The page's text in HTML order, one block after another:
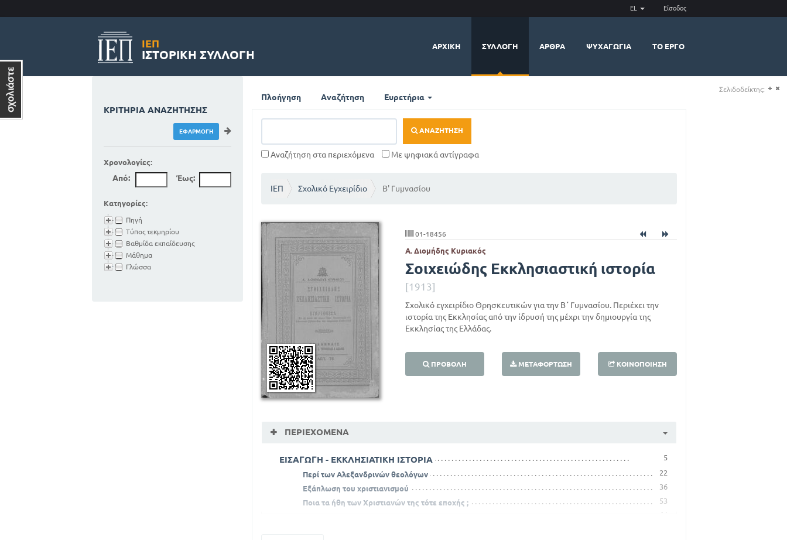
EL Είσοδος
ΙΕΠ
ΙΣΤΟΡΙΚΉ ΣΥΛΛΟΓΉ
ΑΡΧΙΚΉ ΣΥΛΛΟΓΉ ΆΡΘΡΑ ΨΥΧΑΓΩΓΊΑ ΤΟ ΈΡΓΟ
Πλοήγηση Αναζήτηση Ευρετήρια
ΑΝΑΖΉΤΗΣΗ
Αναζήτηση στα περιεχόμενα Με ψηφιακά αντίγραφα
ΙΕΠ Σχολικό Εγχειρίδιο Β' Γυμνασίου
01-18456
Α. Διομήδης Κυριακός
Σοιχειώδης Εκκλησιαστική ιστορία
[1913]
Σχολικό εγχειρίδιο Θρησκευτικών για την Β΄ Γυμνασίου. Περιέχει την
ιστορία της Εκκλησίας από την ίδρυσή της μέχρι την δημιουργία της
Εκκλησίας της Ελλάδας.
ΠΡΟΒΟΛΉ ΜΕΤΑΦΌΡΤΩΣΗ ΚΟΙΝΟΠΟΊΗΣΗ
ΠΕΡΙΕΧΌΜΕΝΑ
ΕΙΣΑΓΩΓΗ - ΕΚΚΛΗΣΙΑΤΙΚΗ ΙΣΤΟΡΙΑ 5
Περί των Αλεξανδρινών θεολόγων
22
Εξάπλωση του χριστιανισμού
36
Ποια τα ήθη των Χριστιανών της τότε εποχής ;
53
64
ΚΡΙΤΉΡΙΑ ΑΝΑΖΉΤΗΣΗΣ
Χρονολογίες:
Από: Έως:
Κατηγορίες:
Πηγή
Τύπος τεκμηρίου
Βαθμίδα εκπαίδευσης
Μάθημα
Γλώσσα
Σελιδοδείκτης: